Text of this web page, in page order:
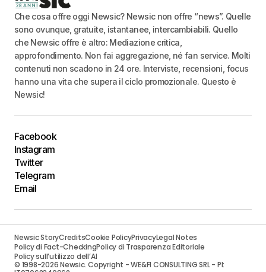
Che cosa offre oggi Newsic? Newsic non offre “news”. Quelle
sono ovunque, gratuite, istantanee, intercambiabili. Quello
che Newsic offre è altro: Mediazione critica,
approfondimento. Non fai aggregazione, né fan service. Molti
contenuti non scadono in 24 ore. Interviste, recensioni, focus
hanno una vita che supera il ciclo promozionale. Questo è
Newsic!
Facebook
Instagram
Twitter
Telegram
Email
Newsic StoryCreditsCookie PolicyPrivacyLegal Notes
Policy di Fact-CheckingPolicy di Trasparenza Editoriale
Policy sull’utilizzo dell’AI
© 1998-2026 Newsic. Copyright - WE&FI CONSULTING SRL - PI: